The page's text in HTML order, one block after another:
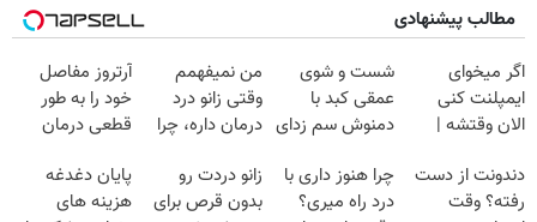
مطالب پیشنهادی
اگر میخوای
ایمپلنت کنی
الان وقتشه |
میلیون تومان!!!
شست و شوی
عمقی کبد با
دمنوش سم زدای
من نمیفهمم
وقتی زانو درد
درمان داره، چرا
تحمل میکنی؟❗
آرتروز مفاصل
خود را به طور
قطعی درمان
◗پرسش‌نامه◖
دندونت از دست
رفته؟ وقت
چرا هنوز داری با
درد راه میری؟
زانو دردت رو
بدون قرص برای
پایان دغدغه
هزینه های